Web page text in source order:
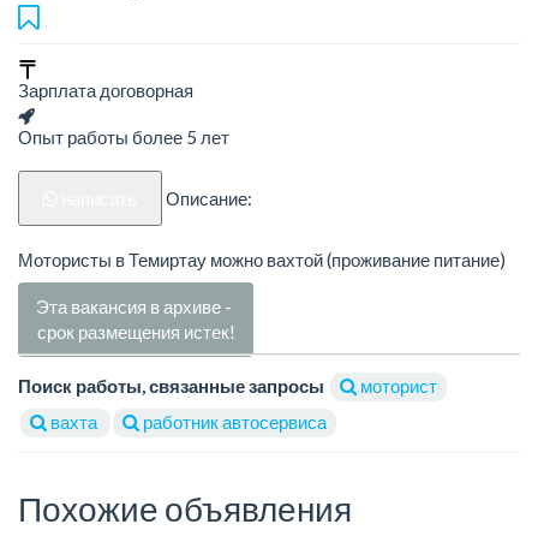
Зарплата договорная
Опыт работы более 5 лет
Описание:
Мотористы в Темиртау можно вахтой (проживание питание)
Эта вакансия в архиве -
срок размещения истек!
Поиск работы, связанные запросы
моторист
вахта
работник автосервиса
Похожие объявления